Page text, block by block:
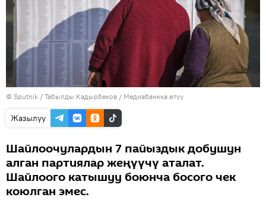
© Sputnik / Табылды Кадырбеков / Медиабанкка өтүү
Жазылуу
Шайлоочулардын 7 пайыздык добушун
алган партиялар жеңүүчү аталат.
Шайлоого катышуу боюнча босого чек
коюлган эмес.